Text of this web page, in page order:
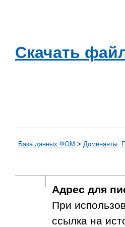
Скачать
База данных ФОМ > Доминанты.
Адрес для
При
ссылка на